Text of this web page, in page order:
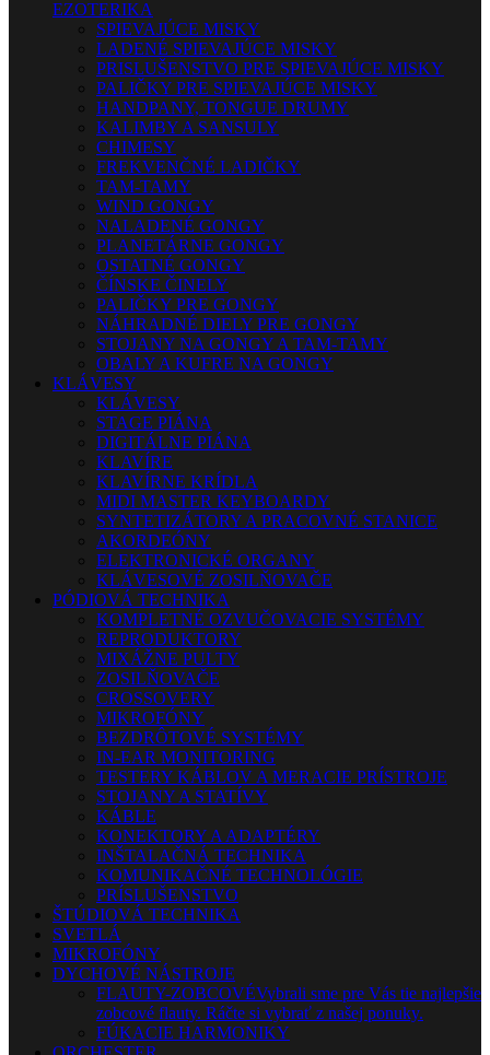
EZOTERIKA
SPIEVAJÚCE MISKY
LADENÉ SPIEVAJÚCE MISKY
PRISLUŠENSTVO PRE SPIEVAJÚCE MISKY
PALIČKY PRE SPIEVAJÚCE MISKY
HANDPANY, TONGUE DRUMY
KALIMBY A SANSULY
CHIMESY
FREKVENČNÉ LADIČKY
TAM-TAMY
WIND GONGY
NALADENÉ GONGY
PLANETÁRNE GONGY
OSTATNÉ GONGY
ČÍNSKE ČINELY
PALIČKY PRE GONGY
NÁHRADNÉ DIELY PRE GONGY
STOJANY NA GONGY A TAM-TAMY
OBALY A KUFRE NA GONGY
KLÁVESY
KLÁVESY
STAGE PIÁNA
DIGITÁLNE PIÁNA
KLAVÍRE
KLAVÍRNE KRÍDLA
MIDI MASTER KEYBOARDY
SYNTETIZÁTORY A PRACOVNÉ STANICE
AKORDEÓNY
ELEKTRONICKÉ ORGANY
KLÁVESOVÉ ZOSILŇOVAČE
PÓDIOVÁ TECHNIKA
KOMPLETNÉ OZVUČOVACIE SYSTÉMY
REPRODUKTORY
MIXÁŽNE PULTY
ZOSILŇOVAČE
CROSSOVERY
MIKROFÓNY
BEZDRÔTOVÉ SYSTÉMY
IN-EAR MONITORING
TESTERY KÁBLOV A MERACIE PRÍSTROJE
STOJANY A STATÍVY
KÁBLE
KONEKTORY A ADAPTÉRY
INŠTALAČNÁ TECHNIKA
KOMUNIKAČNÉ TECHNOLÓGIE
PRÍSLUŠENSTVO
ŠTÚDIOVÁ TECHNIKA
SVETLÁ
MIKROFÓNY
DYCHOVÉ NÁSTROJE
FLAUTY-ZOBCOVÉVybrali sme pre Vás tie najlepšie
zobcové flauty. Ráčte si vybrať z našej ponuky.
FÚKACIE HARMONIKY